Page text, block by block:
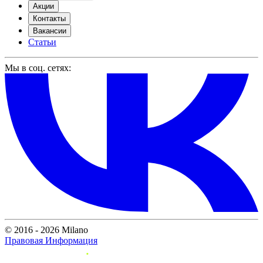
Акции
Контакты
Вакансии
Статьи
Мы в соц. сетях:
© 2016 - 2026 Milano
Правовая Информация